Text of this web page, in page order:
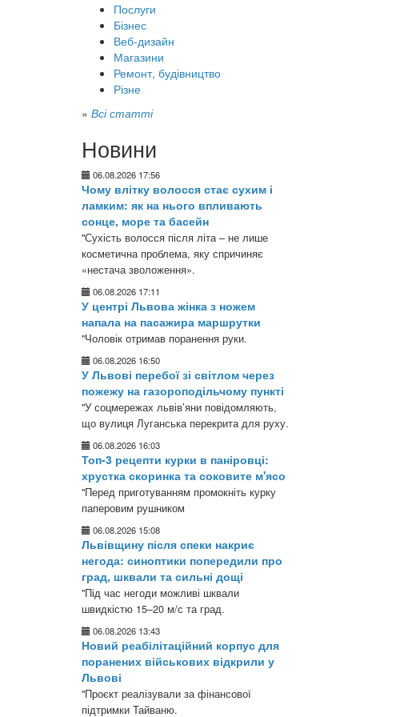
Послуги
Бізнес
Веб-дизайн
Магазини
Ремонт, будівництво
Різне
» Всі статті
Новини
06.08.2026 17:56
Чому влітку волосся стає сухим і
ламким: як на нього впливають
сонце, море та басейн
"Сухість волосся після літа – не лише
косметична проблема, яку спричиняє
«нестача зволоження».
06.08.2026 17:11
У центрі Львова жінка з ножем
напала на пасажира маршрутки
"Чоловік отримав поранення руки.
06.08.2026 16:50
У Львові перебої зі світлом через
пожежу на газороподільчому пункті
"У соцмережах львів’яни повідомляють,
що вулиця Луганська перекрита для руху.
06.08.2026 16:03
Топ-3 рецепти курки в паніровці:
хрустка скоринка та соковите м'ясо
"Перед приготуванням промокніть курку
паперовим рушником
06.08.2026 15:08
Львівщину після спеки накриє
негода: синоптики попередили про
град, шквали та сильні дощі
"Під час негоди можливі шквали
швидкістю 15–20 м/с та град.
06.08.2026 13:43
Новий реабілітаційний корпус для
поранених військових відкрили у
Львові
"Проєкт реалізували за фінансової
підтримки Тайваню.